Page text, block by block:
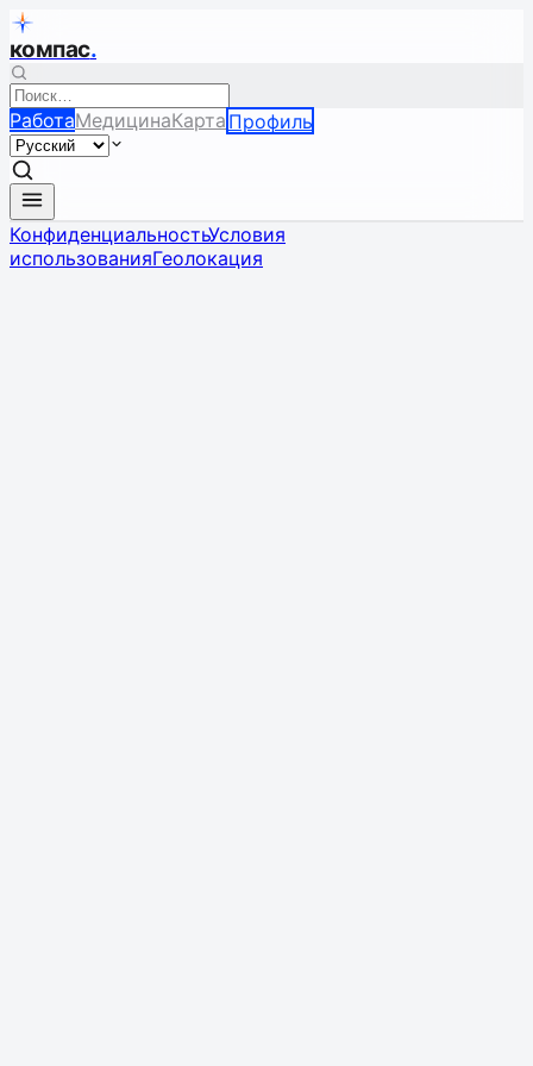
компас.
РаботаМедицинаКарта Профиль
КонфиденциальностьУсловия
использованияГеолокация